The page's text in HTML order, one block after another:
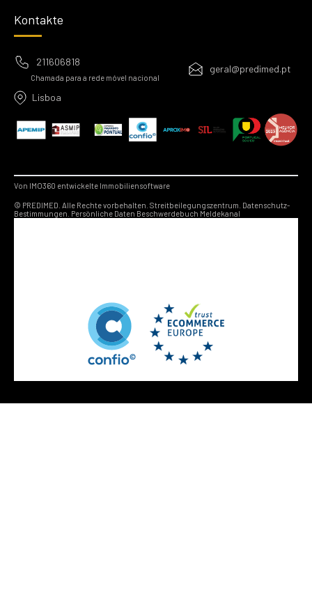
Kontakte
211606818
Chamada para a rede móvel nacional
geral@predimed.pt
Lisboa
Von IMO360 entwickelte Immobiliensoftware
© PREDIMED. Alle Rechte vorbehalten. Streitbeilegungszentrum. Datenschutz-
Bestimmungen. Persönliche Daten Beschwerdebuch Meldekanal